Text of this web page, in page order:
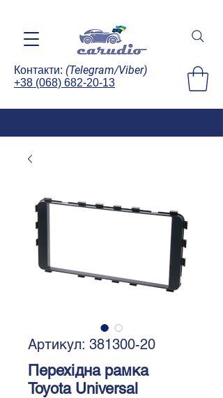
Контакти: (Telegram/Viber)
+38 (068) 682-20-13
Артикул: 381300-20
Перехідна рамка
Toyota Universal